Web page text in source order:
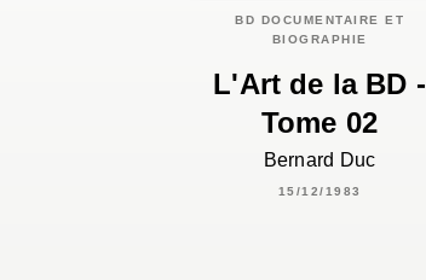
BD DOCUMENTAIRE ET
BIOGRAPHIE
L'Art de la BD -
Tome 02
Bernard Duc
15/12/1983